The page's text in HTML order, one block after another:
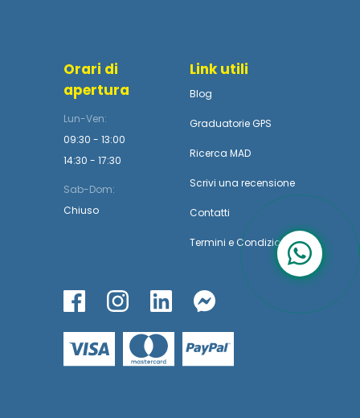
Orari di
apertura
Lun-Ven:
09:30 - 13:00
14:30 - 17:30
Sab-Dom:
Chiuso
Link utili
Blog
Graduatorie GPS
Ricerca MAD
Scrivi una recensione
Contatti
Termini e Condizioni